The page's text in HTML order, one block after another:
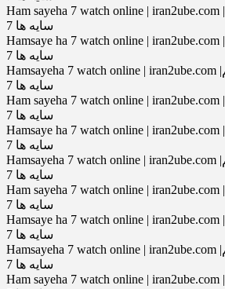
Ham sayeha 7 watch online | iran2ube.com |سریال جدید ایرانی هم
سایه ها 7
Hamsaye ha 7 watch online | iran2ube.com |سریال جدید ایرانی هم
سایه ها 7
Hamsayeha 7 watch online | iran2ube.com |سریال جدید ایرانی هم
سایه ها 7
Ham sayeha 7 watch online | iran2ube.com |سریال جدید ایرانی هم
سایه ها 7
Hamsaye ha 7 watch online | iran2ube.com |سریال جدید ایرانی هم
سایه ها 7
Hamsayeha 7 watch online | iran2ube.com |سریال جدید ایرانی هم
سایه ها 7
Ham sayeha 7 watch online | iran2ube.com |سریال جدید ایرانی هم
سایه ها 7
Hamsaye ha 7 watch online | iran2ube.com |سریال جدید ایرانی هم
سایه ها 7
Hamsayeha 7 watch online | iran2ube.com |سریال جدید ایرانی هم
سایه ها 7
Ham sayeha 7 watch online | iran2ube.com |سریال جدید ایرانی هم